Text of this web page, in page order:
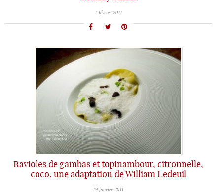
1 février 2011
Ravioles de gambas et topinambour, citronnelle,
coco, une adaptation de William Ledeuil
19 janvier 2011